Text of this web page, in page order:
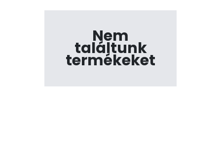
Nem
találtunk
termékeket